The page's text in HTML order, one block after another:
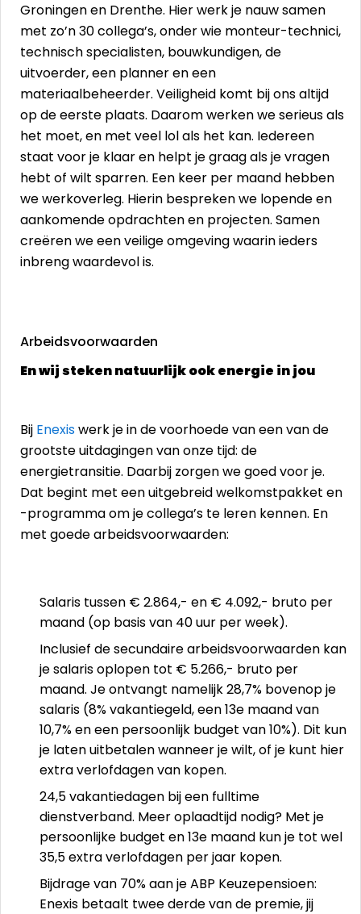
Groningen en Drenthe. Hier werk je nauw samen
met zo’n 30 collega’s, onder wie monteur-technici,
technisch specialisten, bouwkundigen, de
uitvoerder, een planner en een
materiaalbeheerder. Veiligheid komt bij ons altijd
op de eerste plaats. Daarom werken we serieus als
het moet, en met veel lol als het kan. Iedereen
staat voor je klaar en helpt je graag als je vragen
hebt of wilt sparren. Een keer per maand hebben
we werkoverleg. Hierin bespreken we lopende en
aankomende opdrachten en projecten. Samen
creëren we een veilige omgeving waarin ieders
inbreng waardevol is.
Arbeidsvoorwaarden
En wij steken natuurlijk ook energie in jou
Bij Enexiswerk je in de voorhoede van een van de
grootste uitdagingen van onze tijd: de
energietransitie. Daarbij zorgen we goed voor je.
Dat begint met een uitgebreid welkomstpakket en
-programma om je collega’s te leren kennen. En
met goede arbeidsvoorwaarden:
Salaris tussen € 2.864,- en € 4.092,- bruto per
maand (op basis van 40 uur per week).
Inclusief de secundaire arbeidsvoorwaarden kan
je salaris oplopen tot € 5.266,- bruto per
maand. Je ontvangt namelijk 28,7% bovenop je
salaris (8% vakantiegeld, een 13e maand van
10,7% en een persoonlijk budget van 10%). Dit kun
je laten uitbetalen wanneer je wilt, of je kunt hier
extra verlofdagen van kopen.
24,5 vakantiedagen bij een fulltime
dienstverband. Meer oplaadtijd nodig? Met je
persoonlijke budget en 13e maand kun je tot wel
35,5 extra verlofdagen per jaar kopen.
Bijdrage van 70% aan je ABP Keuzepensioen:
Enexis betaalt twee derde van de premie, jij